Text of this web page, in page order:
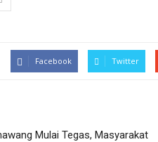
Facebook Twitter
Mulai Tegas, Masyarakat